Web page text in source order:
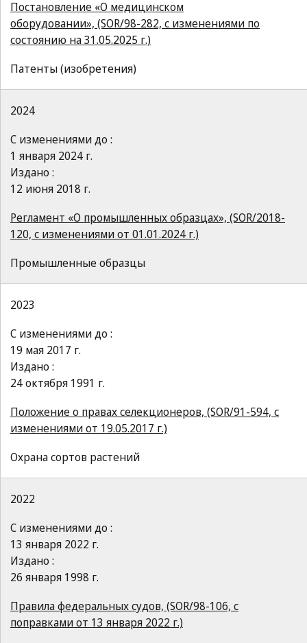
Постановление «О медицинском
оборудовании», (SOR/98-282, с изменениями по
состоянию на 31.05.2025 г.)
Патенты (изобретения)
2024
С изменениями до :
1 января 2024 г.
Издано :
12 июня 2018 г.
Регламент «О промышленных образцах», (SOR/2018-
120, с изменениями от 01.01.2024 г.)
Промышленные образцы
2023
С изменениями до :
19 мая 2017 г.
Издано :
24 октября 1991 г.
Положение о правах селекционеров, (SOR/91-594, с
изменениями от 19.05.2017 г.)
Охрана сортов растений
2022
С изменениями до :
13 января 2022 г.
Издано :
26 января 1998 г.
Правила федеральных судов, (SOR/98-106, с
поправками от 13 января 2022 г.)